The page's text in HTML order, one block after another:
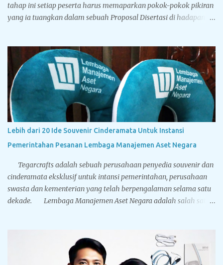
tahap ini setiap peserta harus memaparkan pokok-pokok pikiran
yang ia tuangkan dalam sebuah Proposal Disertasi di hadapan
ditindaklanjuti menjadi sebuah Disertasi, maka peserta berhak
menyandang titel Kandidat Doktor. Tegarcrafts sebagai
perusahaan spesialis penyedia souvenir untuk instansi
pemerintahan, swasta dan perbankan juga menyediakan
berbagai macam souvenir untuk sidang doktor yang bisa
disesuaikan dengan bugdet dan kebutuhan Anda. Sport vacuum
cup, botol minum stainless steel dinding ganda yang memiliki
dari kaca. Terbuat dari stainless steel BPA free hadir dengan lima
pilihan warna solid: hitam, putih, biru, silver dan gold...
Lebih dari 20 Ide Souvenir Cinderamata Untuk Instansi
Pemerintahan Pesanan Lembaga Manajemen Aset Negara
Tegarcrafts adalah sebuah perusahaan penyedia souvenir dan
cinderamata eksklusif untuk intansi pemerintahan, perusahaan
swasta dan kementerian yang telah berpengalaman selama satu
dekade. Lembaga Manajemen Aset Negara adalah salah satu
souvenir. Dibawah ini adalah foto-foto dari cinderamata
eksklusif yang pernah dikerjakan oleh Tegarcrafts. Silahkan
nikmati aneka gambar dibawah, yang mana mungkin berguna